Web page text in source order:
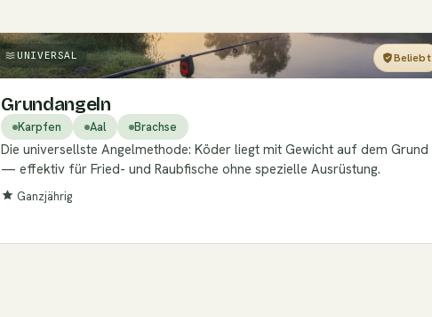
UNIVERSAL Beliebt
Einsteiger
Grundangeln
Karpfen Aal Brachse
Die universellste Angelmethode: Köder liegt mit Gewicht auf dem Grund
— effektiv für Fried- und Raubfische ohne spezielle Ausrüstung.
Ganzjährig